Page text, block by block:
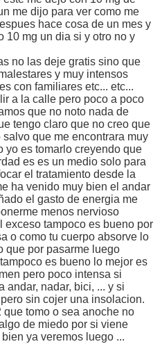
me dijo para ver como me
hace cosa de un mes y
10 mg un dia si y otro no y
no las deje gratis sino que
y muy intensos
con familiares etc... etc...
a la calle pero poco a poco
que no noto nada de
tengo claro que no creo que
que me encontrara muy
yo es tomarlo creyendo que
es es un medio solo para
el tratamiento desde la
ha venido muy bien el andar
el gasto de energia me
menos nervioso
tampoco es bueno por
o como tu cuerpo absorve lo
que por pasarme luego
es bueno lo mejor es
pero poco intensa si
andar, nadar, bici, ... y si
sin cojer una insolacion.
tomo o sea anoche no
de miedo por si viene
ya veremos luego ...